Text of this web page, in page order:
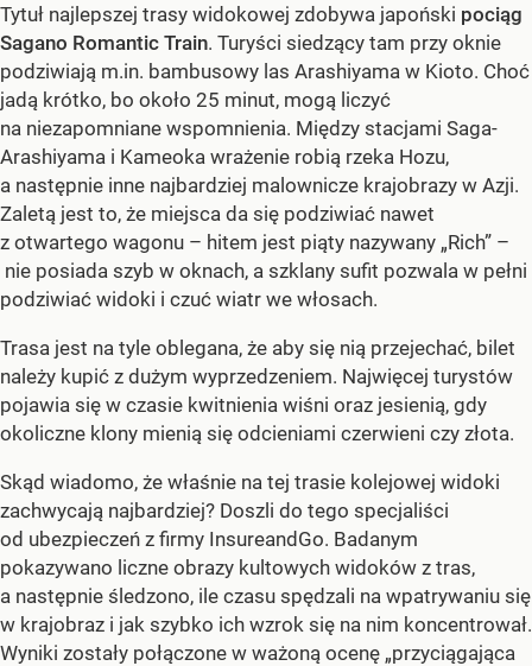
Tytuł najlepszej trasy widokowej zdobywa japoński pociąg
Sagano Romantic Train. Turyści siedzący tam przy oknie
podziwiają m.in. bambusowy las Arashiyama w Kioto. Choć
jadą krótko, bo około 25 minut, mogą liczyć
na niezapomniane wspomnienia. Między stacjami Saga-
Arashiyama i Kameoka wrażenie robią rzeka Hozu,
a następnie inne najbardziej malownicze krajobrazy w Azji.
Zaletą jest to, że miejsca da się podziwiać nawet
z otwartego wagonu – hitem jest piąty nazywany „Rich” –
nie posiada szyb w oknach, a szklany sufit pozwala w pełni
podziwiać widoki i czuć wiatr we włosach.
Trasa jest na tyle oblegana, że aby się nią przejechać, bilet
należy kupić z dużym wyprzedzeniem. Najwięcej turystów
pojawia się w czasie kwitnienia wiśni oraz jesienią, gdy
okoliczne klony mienią się odcieniami czerwieni czy złota.
Skąd wiadomo, że właśnie na tej trasie kolejowej widoki
zachwycają najbardziej? Doszli do tego specjaliści
od ubezpieczeń z firmy InsureandGo. Badanym
pokazywano liczne obrazy kultowych widoków z tras,
a następnie śledzono, ile czasu spędzali na wpatrywaniu się
w krajobraz i jak szybko ich wzrok się na nim koncentrował.
Wyniki zostały połączone w ważoną ocenę „przyciągająca